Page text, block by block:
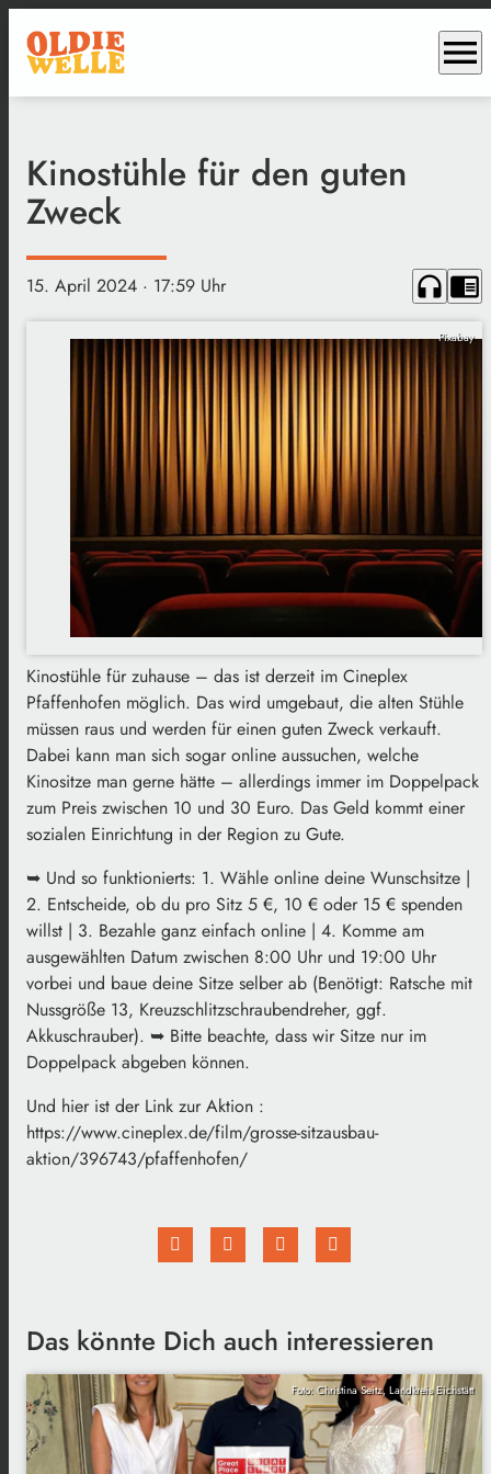
menu
Kinostühle für den guten
Zweck
15. April 2024 · 17:59 Uhr headphones chrome_reader_mode
Pixabay
Kinostühle für zuhause – das ist derzeit im Cineplex
Pfaffenhofen möglich. Das wird umgebaut, die alten Stühle
müssen raus und werden für einen guten Zweck verkauft.
Dabei kann man sich sogar online aussuchen, welche
Kinositze man gerne hätte – allerdings immer im Doppelpack
zum Preis zwischen 10 und 30 Euro. Das Geld kommt einer
sozialen Einrichtung in der Region zu Gute.
➥ Und so funktionierts: 1. Wähle online deine Wunschsitze |
2. Entscheide, ob du pro Sitz 5 €, 10 € oder 15 € spenden
willst | 3. Bezahle ganz einfach online | 4. Komme am
ausgewählten Datum zwischen 8:00 Uhr und 19:00 Uhr
vorbei und baue deine Sitze selber ab (Benötigt: Ratsche mit
Nussgröße 13, Kreuzschlitzschraubendreher, ggf.
Akkuschrauber). ➥ Bitte beachte, dass wir Sitze nur im
Doppelpack abgeben können.
Und hier ist der Link zur Aktion :
https://www.cineplex.de/film/grosse-sitzausbau-
aktion/396743/pfaffenhofen/
Das könnte Dich auch interessieren
Foto: Christina Seitz, Landkreis Eichstätt